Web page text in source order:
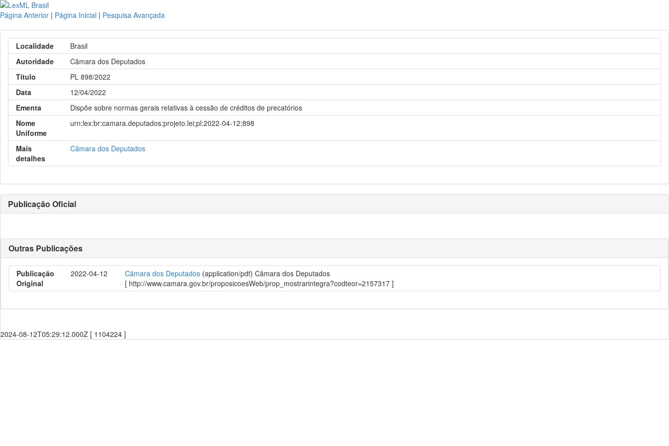
Página Anterior | Página Inicial | Pesquisa Avançada
Localidade
Brasil
Autoridade
Câmara dos Deputados
Título
PL 898/2022
Data
12/04/2022
Ementa
Dispõe sobre normas gerais relativas à cessão de créditos de precatórios
Nome
Uniforme
urn:lex:br:camara.deputados:projeto.lei;pl:2022-04-12;898
Mais
detalhes
Câmara dos Deputados
Publicação Oficial
Outras Publicações
Publicação
Original
2022-04-12 Câmara dos Deputados (application/pdf) Câmara dos Deputados
[ http://www.camara.gov.br/proposicoesWeb/prop_mostrarintegra?codteor=2157317 ]
2024-08-12T05:29:12.000Z [ 1104224 ]